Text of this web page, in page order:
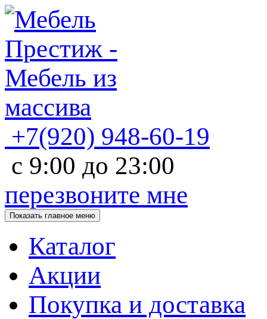
+7(920) 948-60-19
с 9:00 до 23:00
перезвоните мне
Показать главное меню
Каталог
Акции
Покупка и доставка